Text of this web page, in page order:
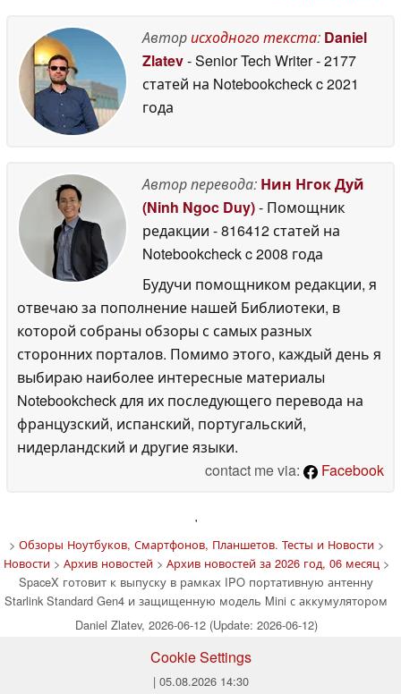
десять раз 08 July 2026 Авторисходного текста: Daniel
Zlatev- Senior Tech Writer- 2177
статей на Notebookcheckc 2021
года
Автор перевода: Нин Нгок Дуй
(Ninh Ngoc Duy)- Помощник
редакции - 816412 статей на
Notebookcheckc 2008 года
Будучи помощником редакции, я
отвечаю за пополнение нашей Библиотеки, в
которой собраны обзоры с самых разных
сторонних порталов. Помимо этого, каждый день я
выбираю наиболее интересные материалы
Notebookcheck для их последующего перевода на
французский, испанский, португальский,
нидерландский и другие языки.
contact me via:
Facebook
'
> Обзоры Ноутбуков, Смартфонов, Планшетов. Тесты и Новости>
Новости> Архив новостей> Архив новостей за 2026 год, 06 месяц>
SpaceX готовит к выпуску в рамках IPO портативную антенну
Starlink Standard Gen4 и защищенную модель Mini с аккумулятором
Daniel Zlatev, 2026-06-12 (Update: 2026-06-12)
Cookie Settings
| 05.08.2026 14:30